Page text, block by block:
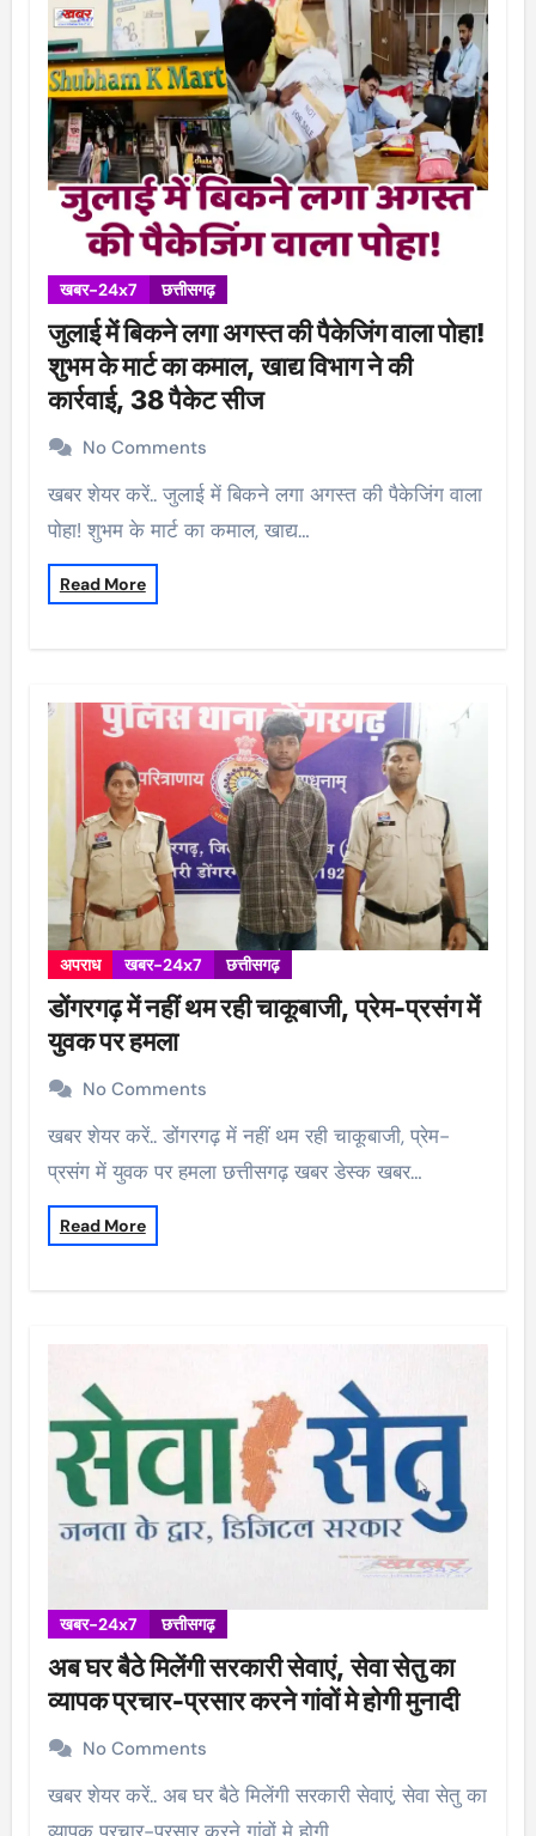
खबर-24x7 छत्तीसगढ़
जुलाई में बिकने लगा अगस्त की पैकेजिंग वाला पोहा!
शुभम के मार्ट का कमाल, खाद्य विभाग ने की
कार्रवाई, 38 पैकेट सीज
No Comments
खबर शेयर करें.. जुलाई में बिकने लगा अगस्त की पैकेजिंग वाला
पोहा! शुभम के मार्ट का कमाल, खाद्य…
Read More
अपराध खबर-24x7 छत्तीसगढ़
डोंगरगढ़ में नहीं थम रही चाकूबाजी, प्रेम-प्रसंग में
युवक पर हमला
No Comments
खबर शेयर करें.. डोंगरगढ़ में नहीं थम रही चाकूबाजी, प्रेम-
प्रसंग में युवक पर हमला छत्तीसगढ़ खबर डेस्क खबर…
Read More
खबर-24x7 छत्तीसगढ़
अब घर बैठे मिलेंगी सरकारी सेवाएं, सेवा सेतु का
व्यापक प्रचार-प्रसार करने गांवों मे होगी मुनादी
No Comments
खबर शेयर करें.. अब घर बैठे मिलेंगी सरकारी सेवाएं, सेवा सेतु का